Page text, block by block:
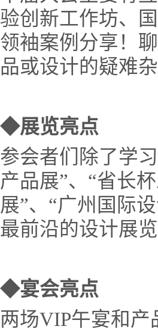
验创新工作坊、
领袖案例分享！
品或设计的疑难
◆展览亮点
参会者们除了学
产品展”、“省长
展”、“广州国际
最前沿的设计展
◆宴会亮点
两场VIP午宴和